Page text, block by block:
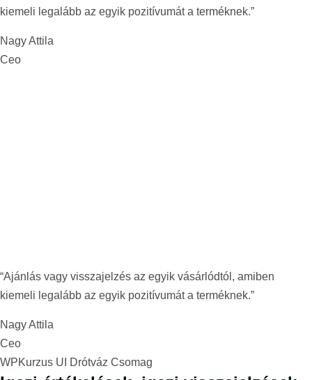
kiemeli legalább az egyik pozitívumát a terméknek.”
Nagy Attila
Ceo
“Ajánlás vagy visszajelzés az egyik vásárlódtól, amiben
kiemeli legalább az egyik pozitívumát a terméknek.”
Nagy Attila
Ceo
WPKurzus UI Drótváz Csomag